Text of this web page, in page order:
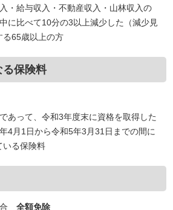
・給与収入・不動産収入・山林収入の
に比べて10分の3以上減少した（減少見
る65歳以上の方
保険料
あって、令和3年度末に資格を取得した
4月1日から令和5年3月31日までの間に
いる保険料
合全額免除